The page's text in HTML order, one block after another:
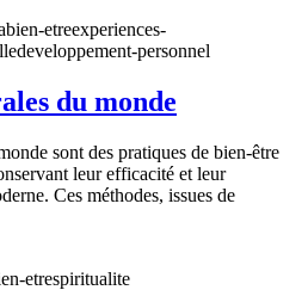
bien-etreexperiences-
developpement-personnel
du monde
sont des pratiques de bien-être
leur efficacité et leur
Ces méthodes, issues de
etrespiritualite